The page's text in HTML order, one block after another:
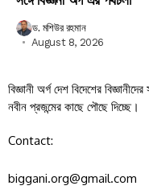
ড. মশিউর রহমান
August 8, 2026
বিজ্ঞানী অর্গ দেশ বিদেশের
নবীন প্রজন্মের কাছে পৌছে দিচ্ছে।
Contact:
biggani.org@gmail.com